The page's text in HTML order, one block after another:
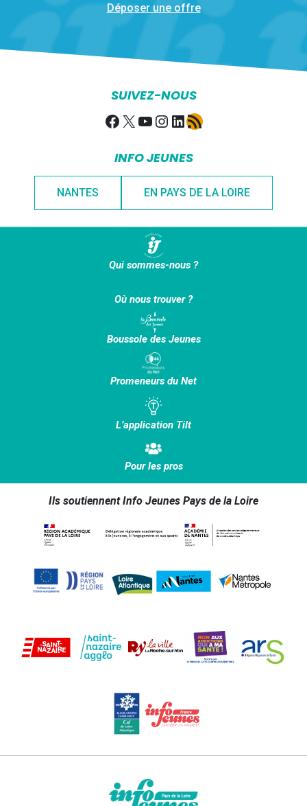
Déposer une offre
SUIVEZ-NOUS
Facebook
X YouTube
Instagram
LinkedIn
Flux RSS
INFO JEUNES
NANTES EN PAYS DE LA LOIRE
Qui sommes-nous ?
Où nous trouver ?
Boussole des Jeunes
Promeneurs du Net
L’application Tilt
Pour les pros
Ils soutiennent Info Jeunes Pays de la Loire